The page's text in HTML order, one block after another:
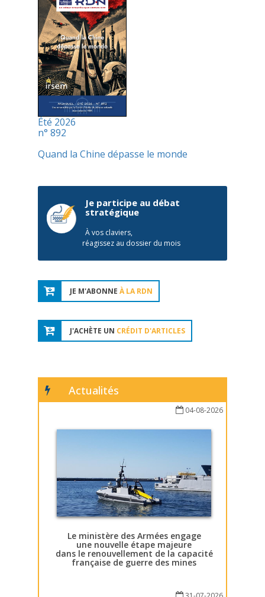
Été 2026
n° 892
Quand la Chine dépasse le monde
Je participe au débat
stratégique
À vos claviers,
réagissez au dossier du mois
JE M'ABONNE À LA RDN
J'ACHÈTE UN CRÉDIT D'ARTICLES
Actualités
04-08-2026
Le ministère des Armées engage
une nouvelle étape majeure
dans le renouvellement de la capacité
française de guerre des mines